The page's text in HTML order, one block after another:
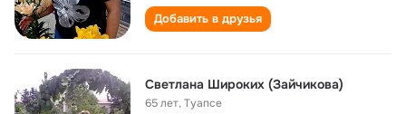
Добавить в друзья
Светлана Широких (Зайчикова)
65 лет,Туапсе